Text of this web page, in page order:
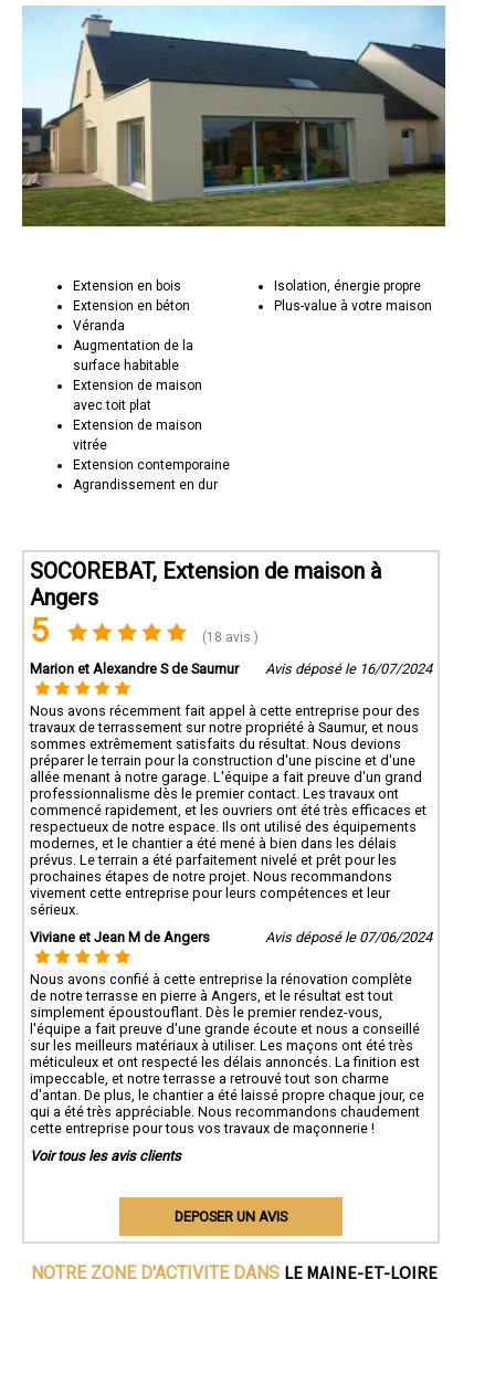
Extension en bois
Extension en béton
Véranda
Augmentation de la
surface habitable
Extension de maison
avec toit plat
Extension de maison
vitrée
Extension contemporaine
Agrandissement en dur
Isolation, énergie propre
Plus-value à votre maison
SOCOREBAT, Extension de maison à
Angers
5 (18 avis )
Marion et Alexandre S de Saumur Avis déposé le 16/07/2024
Nous avons récemment fait appel à cette entreprise pour des
travaux de terrassement sur notre propriété à Saumur, et nous
sommes extrêmement satisfaits du résultat. Nous devions
préparer le terrain pour la construction d'une piscine et d'une
allée menant à notre garage. L'équipe a fait preuve d'un grand
professionnalisme dès le premier contact. Les travaux ont
commencé rapidement, et les ouvriers ont été très efficaces et
respectueux de notre espace. Ils ont utilisé des équipements
modernes, et le chantier a été mené à bien dans les délais
prévus. Le terrain a été parfaitement nivelé et prêt pour les
prochaines étapes de notre projet. Nous recommandons
vivement cette entreprise pour leurs compétences et leur
sérieux.
Viviane et Jean M de Angers
Avis déposé le 07/06/2024
Nous avons confié à cette entreprise la rénovation complète
de notre terrasse en pierre à Angers, et le résultat est tout
simplement époustouflant. Dès le premier rendez-vous,
l'équipe a fait preuve d'une grande écoute et nous a conseillé
sur les meilleurs matériaux à utiliser. Les maçons ont été très
méticuleux et ont respecté les délais annoncés. La finition est
impeccable, et notre terrasse a retrouvé tout son charme
d'antan. De plus, le chantier a été laissé propre chaque jour, ce
qui a été très appréciable. Nous recommandons chaudement
cette entreprise pour tous vos travaux de maçonnerie !
Voir tous les avis clients
DEPOSER UN AVIS
NOTRE ZONE D'ACTIVITE DANS LE MAINE-ET-LOIRE